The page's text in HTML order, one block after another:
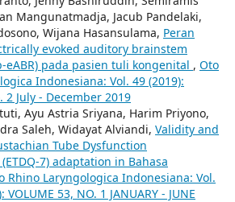
Mangunatmadja, Jacub Pandelaki,
Wijana Hasansulama, Peran
evoked auditory brainstem
eABR) pada pasien tuli kongenital , Oto
Indonesiana: Vol. 49 (2019):
2 July - December 2019
Ayu Astria Sriyana, Harim Priyono,
Saleh, Widayat Alviandi, Validity and
Tube Dysfunction
7) adaptation in Bahasa
Rhino Laryngologica Indonesiana: Vol.
VOLUME 53, NO. 1 JANUARY - JUNE